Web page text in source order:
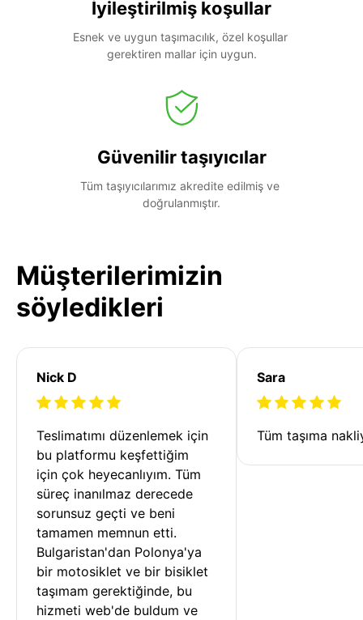
İyileştirilmiş koşullar
Esnek ve uygun taşımacılık, özel koşullar
gerektiren mallar için uygun.
Güvenilir taşıyıcılar
Tüm taşıyıcılarımız akredite edilmiş ve
doğrulanmıştır.
Müşterilerimizin
söyledikleri
Nick D
Teslimatımı düzenlemek için
bu platformu keşfettiğim
için çok heyecanlıyım. Tüm
süreç inanılmaz derecede
sorunsuz geçti ve beni
tamamen memnun etti.
Bulgaristan'dan Polonya'ya
bir motosiklet ve bir bisiklet
taşımam gerektiğinde, bu
hizmeti web'de buldum ve
Sara
Tüm taşıma